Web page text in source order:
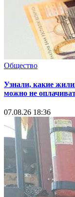
Общество
Узнали, какие
можно не
07.08.26 18:36